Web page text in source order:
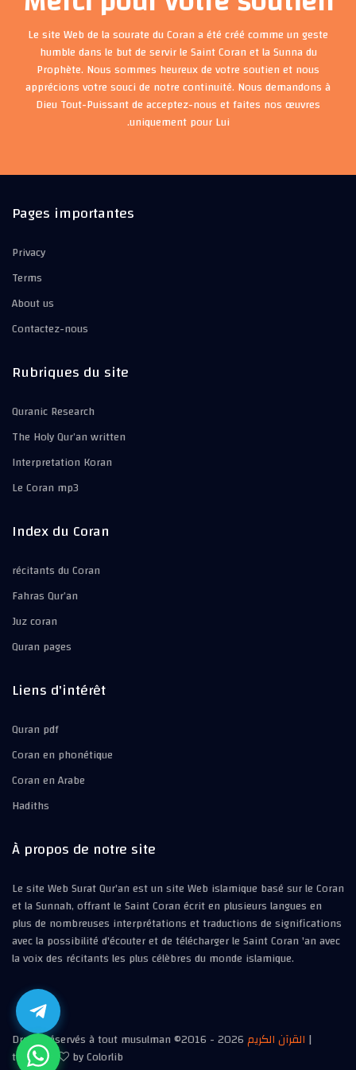
Le site Web de la sourate du Coran a été créé comme un geste
humble dans le but de servir le Saint Coran et la Sunna du
Prophète. Nous sommes heureux de votre soutien et nous
apprécions votre souci de notre continuité. Nous demandons à
Dieu Tout-Puissant de acceptez-nous et faites nos œuvres
uniquement pour Lui.
Pages importantes
Privacy
Terms
About us
Contactez-nous
Rubriques du site
Quranic Research
The Holy Qur’an written
Interpretation Koran
Le Coran mp3
Index du Coran
récitants du Coran
Fahras Qur’an
Juz coran
Quran pages
Liens d'intérêt
Quran pdf
Coran en phonétique
Coran en Arabe
Hadiths
À propos de notre site
Le site Web Surat Qur'an est un site Web islamique basé sur le Coran
et la Sunnah, offrant le Saint Coran écrit en plusieurs langues en
plus de nombreuses interprétations et traductions de significations
avec la possibilité d'écouter et de télécharger le Saint Coran 'an avec
la voix des récitants les plus célèbres du monde islamique.
Droits réservés à tout musulman ©2016 -2026القرآن الكريم |
template
by Colorlib